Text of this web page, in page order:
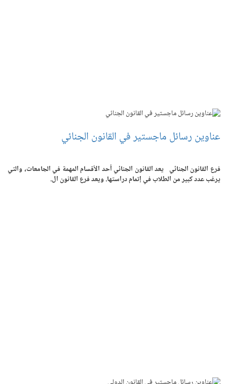
عناوين رسائل ماجستير في القانون الجنائي
فرع القانون الجنائي يعد القانون الجنائي أحد الأقسام المهمة في الجامعات، والتي
يرغب عدد كبير من الطلاب في إتمام دراستها. ويعد فرع القانون ال.